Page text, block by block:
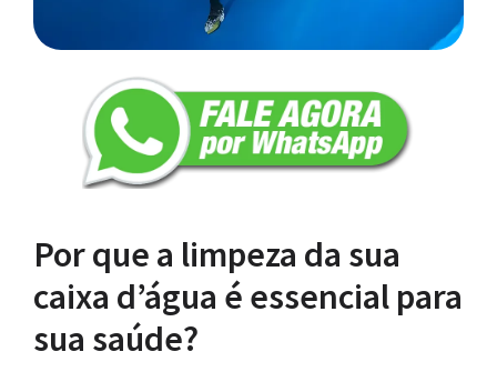
Por que a limpeza da sua
caixa d’água é essencial para
sua saúde?